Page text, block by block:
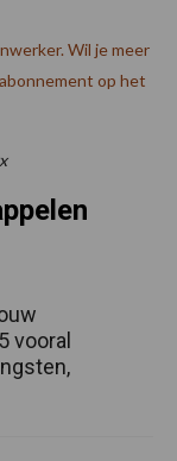
Wil je meer
op het
vooral